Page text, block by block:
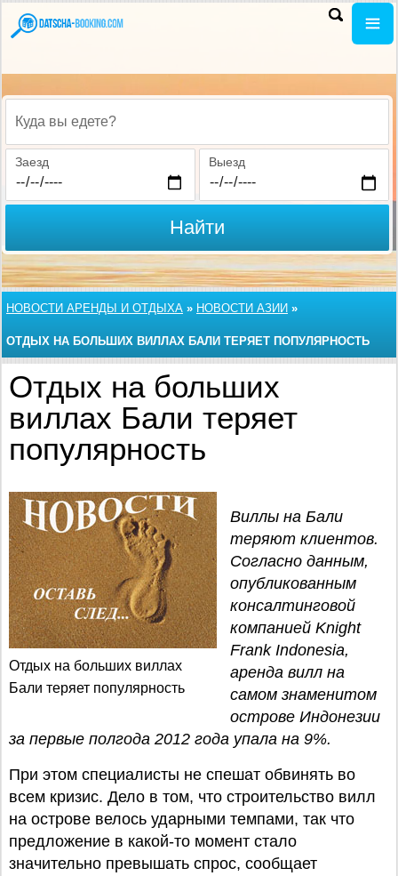
Куда вы едете?
Заезд Выезд
Найти
НОВОСТИ АРЕНДЫ И ОТДЫХА » НОВОСТИ АЗИИ »
ОТДЫХ НА БОЛЬШИХ ВИЛЛАХ БАЛИ ТЕРЯЕТ ПОПУЛЯРНОСТЬ
Отдых на больших
виллах Бали теряет
популярность
Отдых на больших виллах
Бали теряет популярность
Виллы на Бали
теряют клиентов.
Согласно данным,
опубликованным
консалтинговой
компанией Knight
Frank Indonesia,
аренда вилл на
самом знаменитом
острове Индонезии
за первые полгода 2012 года упала на 9%.
При этом специалисты не спешат обвинять во
всем кризис. Дело в том, что строительство вилл
на острове велось ударными темпами, так что
предложение в какой-то момент стало
значительно превышать спрос, сообщает